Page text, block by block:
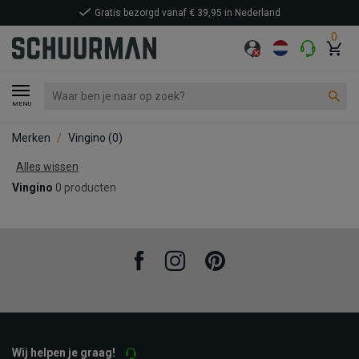
0
MENU
Gratis bezorgd vanaf € 39,95 in Nederland
Merken Vingino (0)
Alles wissen
Vingino 0 producten
FacebookInstagramPinterest
Wij helpen je graag!